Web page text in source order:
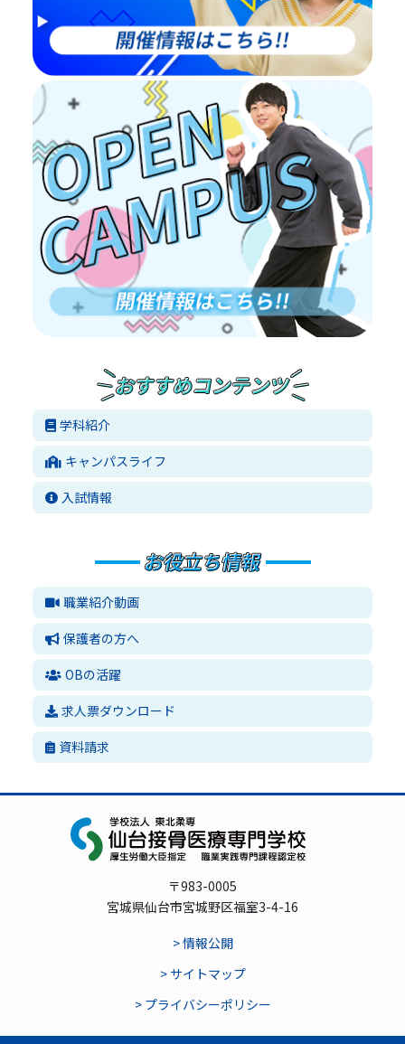
学科紹介
キャンパスライフ
入試情報
職業紹介動画
保護者の方へ
OBの活躍
求人票ダウンロード
資料請求
〒983-0005
宮城県仙台市宮城野区福室3-4-16
> 情報公開
> サイトマップ
> プライバシーポリシー